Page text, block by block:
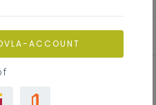
ACCOUNT